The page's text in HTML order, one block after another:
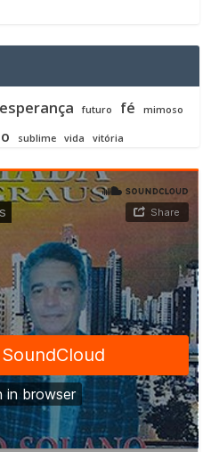
esperança futuro fé mimoso
sublime vida vitória